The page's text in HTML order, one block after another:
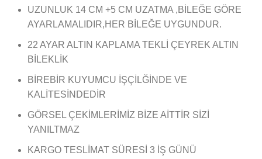
UZUNLUK 14 CM +5 CM UZATMA ,BİLEĞE GÖRE
AYARLAMALIDIR,HER BİLEĞE UYGUNDUR.
22 AYAR ALTIN KAPLAMA TEKLİ ÇEYREK ALTIN
BİLEKLİK
BİREBİR KUYUMCU İŞÇİLĞİNDE VE
KALİTESİNDEDİR
GÖRSEL ÇEKİMLERİMİZ BİZE AİTTİR SİZİ
YANILTMAZ
KARGO TESLİMAT SÜRESİ 3 İŞ GÜNÜ